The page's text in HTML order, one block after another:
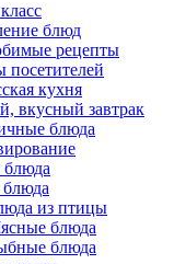
блюд
рецепты
посетителей
кухня
вкусный завтрак
блюда
из птицы
блюда
блюда